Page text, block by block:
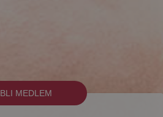
BLI MEDLEM